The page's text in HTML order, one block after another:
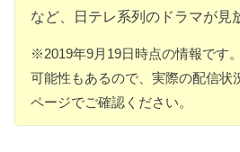
など、日テレ系列のドラマが見
※2019年9月19日時点の情報です
可能性もあるので、実際の配信状
ページでご確認ください。